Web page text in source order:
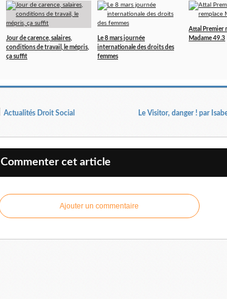
Jour de carence, salaires,
conditions de travail, le mépris,
ça suffit
Le 8 mars journée
internationale des droits des
femmes
Attal Premier
Madame 49.3
Actualités Droit Social Le Visitor, danger ! par
Commenter cet article
Ajouter un commentaire